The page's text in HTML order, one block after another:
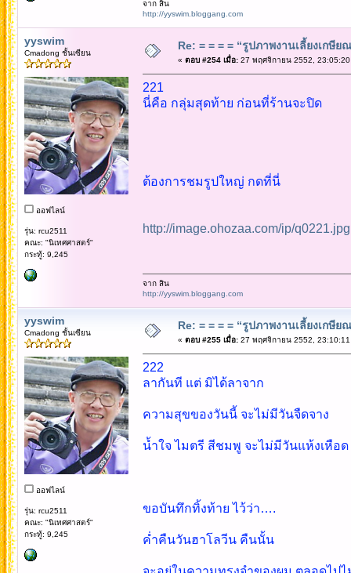
จาก สิน
http://yyswim.bloggang.com
yyswim
Cmadong ชั้นเซียน
ออฟไลน์
รุ่น: rcu2511
คณะ: "นิเทศศาสตร์"
กระทู้: 9,245
Re: = = = = “รูปภาพงานเลี้ยงเกษี
« ตอบ #254 เมื่อ:27 พฤศจิกายน 2552, 23:05:20
221
นี่คือ กลุ่มสุดท้าย ก่อนที่ร้านจะปิด
ต้องการชมรูปใหญ่ กดที่นี่
http://image.ohozaa.com/ip/q0221.jpg
จาก สิน
http://yyswim.bloggang.com
yyswim
Cmadong ชั้นเซียน
ออฟไลน์
รุ่น: rcu2511
คณะ: "นิเทศศาสตร์"
กระทู้: 9,245
Re: = = = = “รูปภาพงานเลี้ยงเกษี
« ตอบ #255 เมื่อ:27 พฤศจิกายน 2552, 23:10:11
222
ลากันที แต่ มิได้ลาจาก
ความสุขของวันนี้ จะไม่มีวันจืดจาง
น้ำใจ ไมตรี สีชมพู จะไม่มีวันแห้งเหือด
ขอบันทึกทิ้งท้าย ไว้ว่า….
ค่ำคืนวันฮาโลวีน คืนนั้น